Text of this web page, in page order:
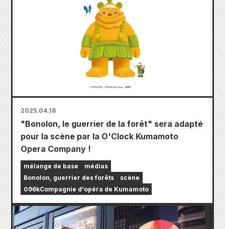
2025.04.18
"Bonolon, le guerrier de la forêt" sera adapté
pour la scène par la O'Clock Kumamoto
Opera Company !
mélange de base
médias
Bonolon, guerrier des forêts
scène
096kCompagnie d'opéra de Kumamoto